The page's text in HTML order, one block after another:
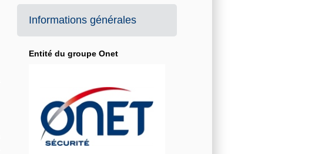
Informations générales
Entité du groupe Onet